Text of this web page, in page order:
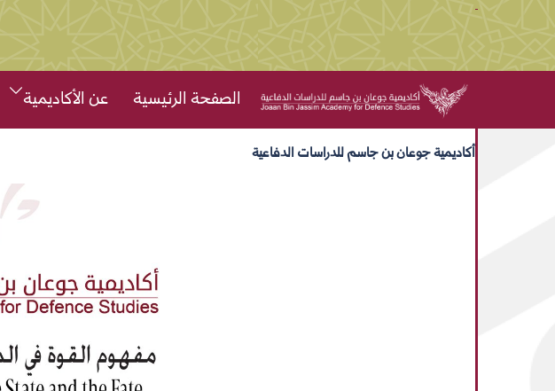
الصفحة الرئيسية عن الأكاديمية
أكاديمية جوعان بن جاسم للدراسات الدفاعية